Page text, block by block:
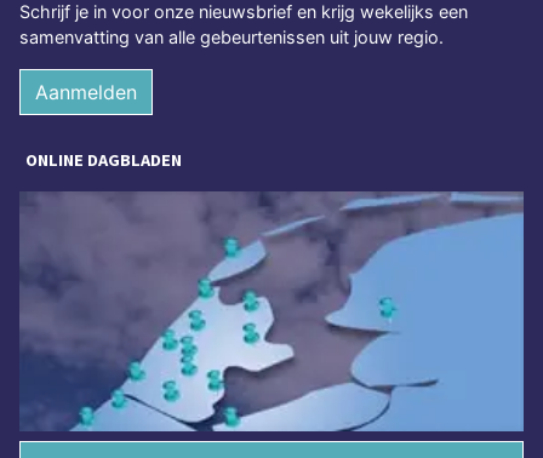
Schrijf je in voor onze nieuwsbrief en krijg wekelijks een
samenvatting van alle gebeurtenissen uit jouw regio.
Aanmelden
ONLINE DAGBLADEN